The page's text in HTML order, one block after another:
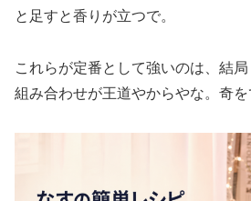
と足すと香りが立つで。
これらが定番として強いのは、結
組み合わせが王道やからやな。奇を